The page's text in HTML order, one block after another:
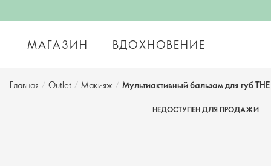
МАГАЗИН ВДОХНОВЕНИЕ
Главная / Outlet / Макияж / Мультиактивный бальзам для губ
НЕДОСТУПЕН ДЛЯ ПРОДАЖИ